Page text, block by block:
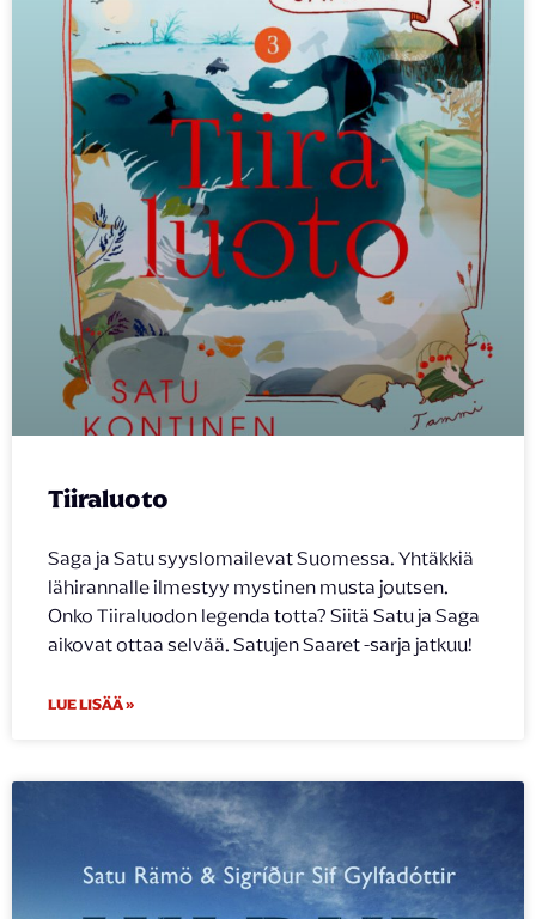
Tiiraluoto
Saga ja Satu syyslomailevat Suomessa. Yhtäkkiä
lähirannalle ilmestyy mystinen musta joutsen.
Onko Tiiraluodon legenda totta? Siitä Satu ja Saga
aikovat ottaa selvää. Satujen Saaret -sarja jatkuu!
LUE LISÄÄ »